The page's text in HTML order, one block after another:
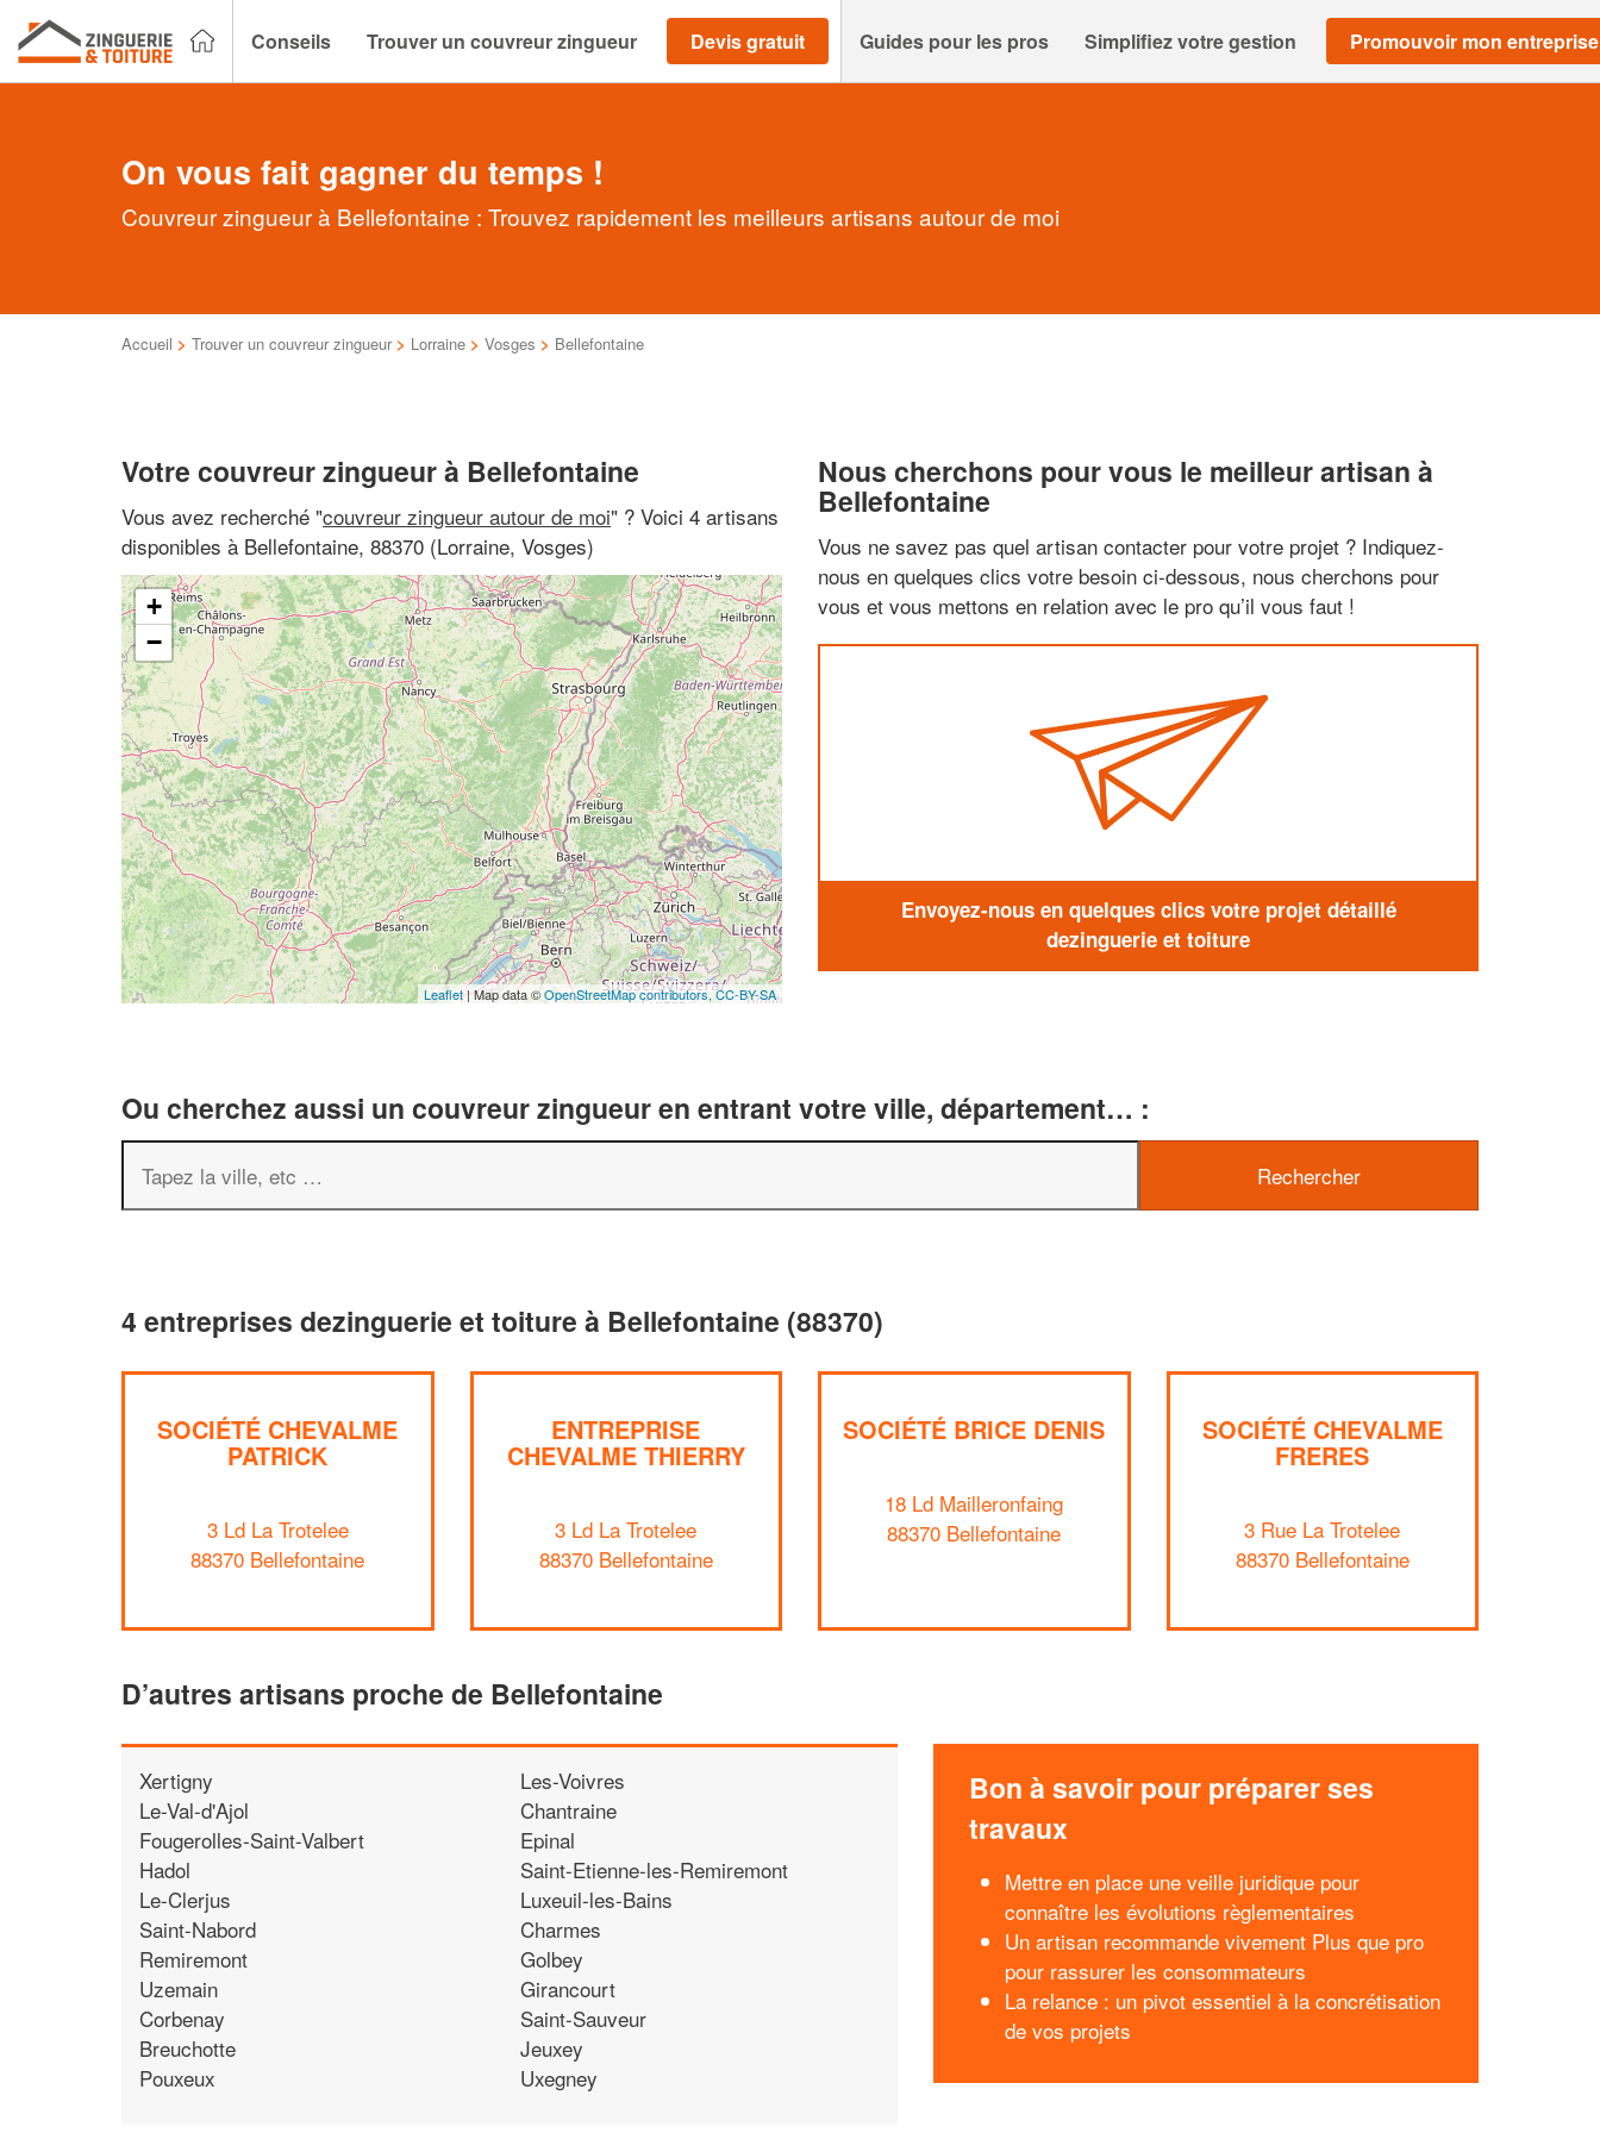
Conseils Trouver un couvreur zingueur Devis gratuit Guides pour les pros Simplifiez votre gestion Promouvoir mon entreprise
On vous fait gagner du temps !
Couvreur zingueur à Bellefontaine : Trouvez rapidement les meilleurs artisans autour de moi
Accueil > Trouver un couvreur zingueur > Lorraine > Vosges > Bellefontaine
Votre couvreur zingueur à Bellefontaine
Vous avez recherché "couvreur zingueur autour de moi" ? Voici 4 artisans
disponibles à Bellefontaine, 88370 (Lorraine, Vosges)
+
−
Leaflet| Map data ©OpenStreetMap contributors,CC-BY-SA
Nous cherchons pour vous le meilleur artisan à
Bellefontaine
Vous ne savez pas quel artisan contacter pour votre projet ? Indiquez-
nous en quelques clics votre besoin ci-dessous, nous cherchons pour
vous et vous mettons en relation avec le pro qu’il vous faut !
Envoyez-nous en quelques clics votre projet détaillé
dezinguerie et toiture
Ou cherchez aussi un couvreur zingueur en entrant votre ville, département… :
4 entreprises dezinguerie et toiture à Bellefontaine (88370)
SOCIÉTÉ CHEVALME
PATRICK
3 Ld La Trotelee
88370 Bellefontaine
ENTREPRISE
CHEVALME THIERRY
3 Ld La Trotelee
88370 Bellefontaine
SOCIÉTÉ BRICE DENIS
18 Ld Mailleronfaing
88370 Bellefontaine
SOCIÉTÉ CHEVALME
FRERES
3 Rue La Trotelee
88370 Bellefontaine
D’autres artisans proche de Bellefontaine
Xertigny
Le-Val-d'Ajol
Fougerolles-Saint-Valbert
Hadol
Le-Clerjus
Saint-Nabord
Remiremont
Uzemain
Corbenay
Breuchotte
Pouxeux
Les-Voivres
Chantraine
Epinal
Saint-Etienne-les-Remiremont
Luxeuil-les-Bains
Charmes
Golbey
Girancourt
Saint-Sauveur
Jeuxey
Uxegney
Bon à savoir pour préparer ses
travaux
Mettre en place une veille juridique pour
connaître les évolutions règlementaires
Un artisan recommande vivement Plus que pro
pour rassurer les consommateurs
La relance : un pivot essentiel à la concrétisation
de vos projets
Vous êtes un
nouveaux clients!
En savoir plus